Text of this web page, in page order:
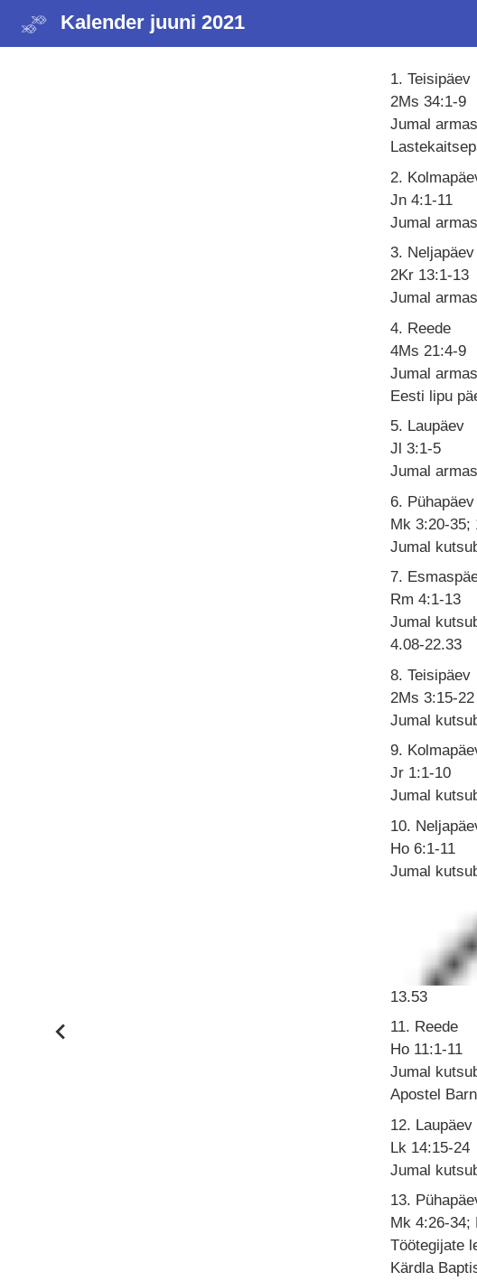
Kalender juuni 2021
1. Teisipäev
2Ms 34:1-9
Jumal
2.
Jn 4:1-11
Jumal
3. Neljapäev
2Kr 13:1-13
Jumal
4. Reede
4Ms 21:4-9
Jumal
Eesti lipu
5. Laupäev
Jl 3:1-5
Jumal
6. Pühapäev
Mk 3:20-35;
Jumal
7.
Rm 4:1-13
Jumal
4.08-22.33
8. Teisipäev
2Ms 3:15-22
Jumal
9.
Jr 1:1-10
Jumal
10.
Ho 6:1-11
Jumal
13.53
11. Reede
Ho 11:1-11
Jumal
Apostel
12. Laupäev
Lk 14:15-24
Jumal
13.
Mk 4:26-34;
Töötegijate
Kärdla